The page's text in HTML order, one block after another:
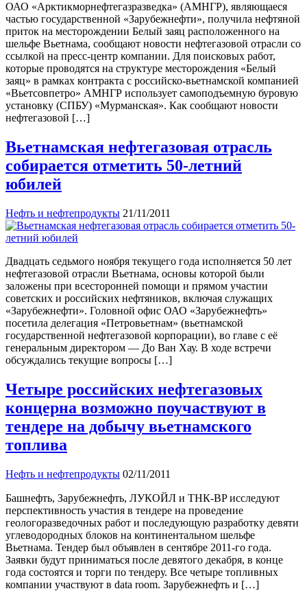
ОАО «Арктикморнефтегазразведка» (АМНГР), являющаеся
частью государственной «Зарубежнефти», получила нефтяной
приток на месторождении Белый заяц расположенного на
шельфе Вьетнама, сообщают новости нефтегазовой отрасли со
ссылкой на пресс-центр компании. Для поисковых работ,
которые проводятся на структуре месторождения «Белый
заяц» в рамках контракта с российско-вьетнамской компанией
«Вьетсовпетро» АМНГР использует самоподъемную буровую
установку (СПБУ) «Мурманская». Как сообщают новости
нефтегазовой […]
Вьетнамская нефтегазовая отрасль
собирается отметить 50-летний
юбилей
Нефть и нефтепродукты 21/11/2011
Двадцать седьмого ноября текущего года исполняется 50 лет
нефтегазовой отрасли Вьетнама, основы которой были
заложены при всесторонней помощи и прямом участии
советских и российских нефтяников, включая служащих
«Зарубежнефти». Головной офис ОАО «Зарубежнефть»
посетила делегация «Петровьетнам» (вьетнамской
государственной нефтегазовой корпорации), во главе с её
генеральным директором — До Ван Хау. В ходе встречи
обсуждались текущие вопросы […]
Четыре российских нефтегазовых
концерна возможно поучаствуют в
тендере на добычу вьетнамского
топлива
Нефть и нефтепродукты 02/11/2011
Башнефть, Зарубежнефть, ЛУКОЙЛ и ТНК-BP исследуют
перспективность участия в тендере на проведение
геологоразведочных работ и последующую разработку девяти
углеводородных блоков на континентальном шельфе
Вьетнама. Тендер был объявлен в сентябре 2011-го года.
Заявки будут приниматься после девятого декабря, в конце
года состоятся и торги по тендеру. Все четыре топливных
компании участвуют в data room. Зарубежнефть и […]